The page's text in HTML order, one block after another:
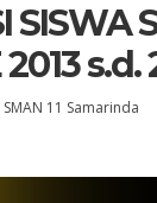
SISWA
s.d.
11 Samarinda